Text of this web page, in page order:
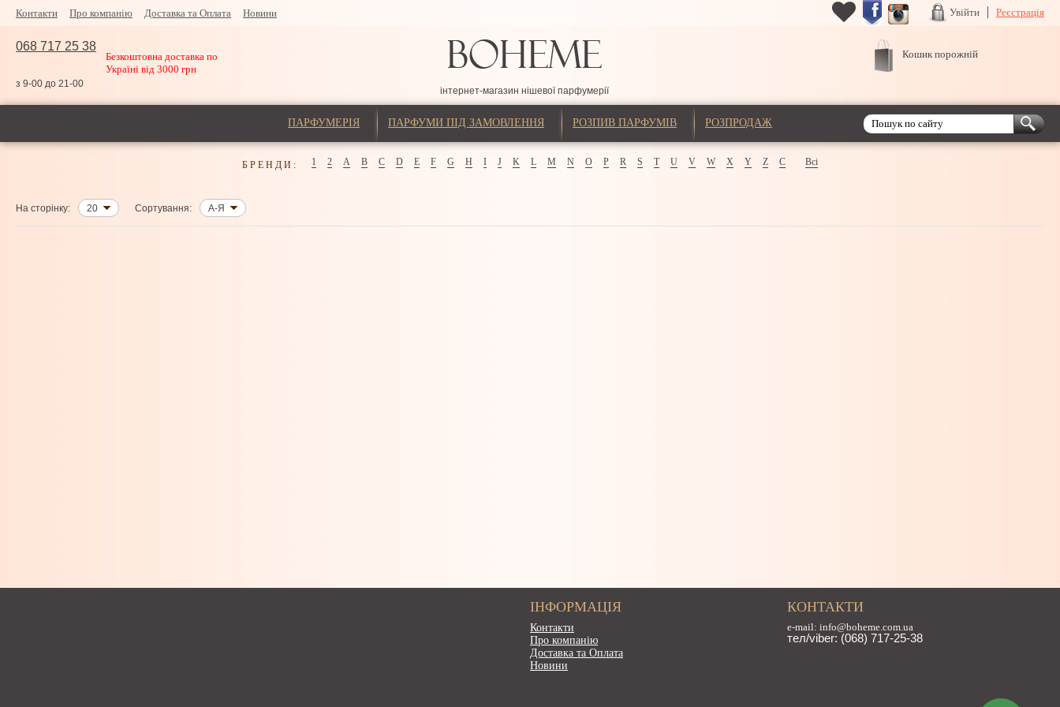
Контакти Про компанію Доставка та Оплата Новини Увійти Реєстрація
068 717 25 38
Безкоштовна доставка по
Україні від 3000 грн
з 9-00 до 21-00
інтернет-магазин нішевої парфумерії
Кошик порожній
ПАРФУМЕРІЯ ПАРФУМИ ПІД ЗАМОВЛЕННЯ РОЗПИВ ПАРФУМІВ РОЗПРОДАЖ
БРЕНДИ: 1 2 A B C D E F G H I J K L M N O P R S T U V W X Y Z С Всі
На сторінку: 20 Сортування: А-Я
ІНФОРМАЦІЯ
Контакти
Про компанію
Доставка та Оплата
Новини
КОНТАКТИ
e-mail: info@boheme.com.ua
тел/viber: (068) 717-25-38